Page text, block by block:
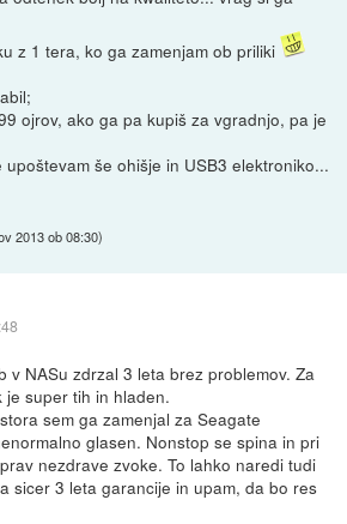
z 1 tera, ko ga zamenjam ob priliki
ojrov, ako ga pa kupiš za vgradnjo, pa je
še ohišje in USB3 elektroniko...
2013 ob 08:30)
v NASu zdrzal 3 leta brez problemov. Za
je super tih in hladen.
sem ga zamenjal za Seagate
glasen. Nonstop se spina in pri
nezdrave zvoke. To lahko naredi tudi
sicer 3 leta garancije in upam, da bo res